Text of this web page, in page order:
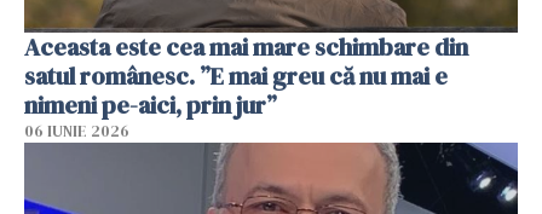
Aceasta este cea mai mare schimbare din
satul românesc. ”E mai greu că nu mai e
nimeni pe-aici, prin jur”
06 IUNIE 2026